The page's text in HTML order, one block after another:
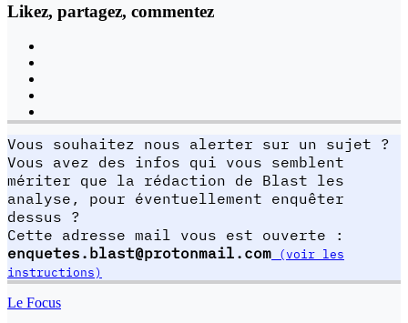
Likez, partagez, commentez
Vous souhaitez nous alerter sur un sujet ?
Vous avez des infos qui vous semblent
mériter que la rédaction de Blast les
analyse, pour éventuellement enquêter
dessus ?
Cette adresse mail vous est ouverte :
enquetes.blast@protonmail.com (voir les
instructions)
Le Focus